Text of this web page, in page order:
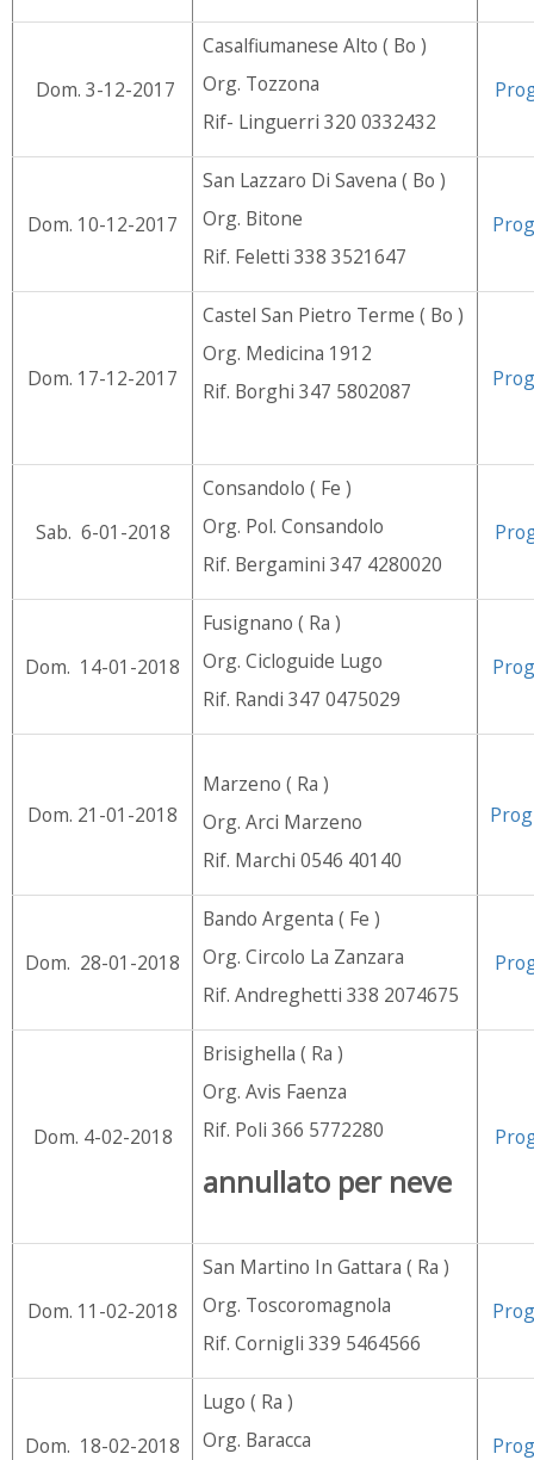
Dom. 3-12-2017
Casalfiumanese Alto ( Bo )
Org. Tozzona
Rif- Linguerri 320 0332432
Dom. 10-12-2017
San Lazzaro Di Savena ( Bo )
Org. Bitone
Rif. Feletti 338 3521647
Dom. 17-12-2017
Castel San Pietro Terme ( Bo )
Org. Medicina 1912
Rif. Borghi 347 5802087
Sab. 6-01-2018
Consandolo ( Fe )
Org. Pol. Consandolo
Rif. Bergamini 347 4280020
Dom. 14-01-2018
Fusignano ( Ra )
Org. Cicloguide Lugo
Rif. Randi 347 0475029
Dom. 21-01-2018
Marzeno ( Ra )
Org. Arci Marzeno
Rif. Marchi 0546 40140
Dom. 28-01-2018
Bando Argenta ( Fe )
Org. Circolo La Zanzara
Rif. Andreghetti 338 2074675
Dom. 4-02-2018
Brisighella ( Ra )
Org. Avis Faenza
Rif. Poli 366 5772280
annullato per neve
Dom. 11-02-2018
San Martino In Gattara ( Ra )
Org. Toscoromagnola
Rif. Cornigli 339 5464566
Dom. 18-02-2018
Lugo ( Ra )
Org. Baracca